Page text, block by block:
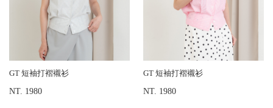
GT 短袖打褶襯衫
NT. 1980
GT 短袖打褶襯衫
NT. 1980